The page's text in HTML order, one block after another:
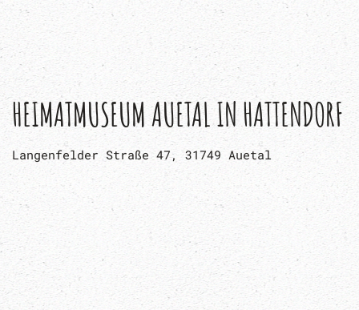
JAGDSCHLOSS SPRINGE MIT SAUPARK
Jagdschloss 2, 31832 Springe
JU 52-HALLE WUNSTORF
Zur Luftbrücke 1, 31515 Wunstorf